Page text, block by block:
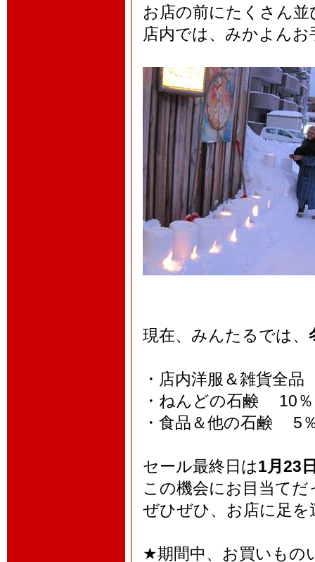
お店の前にたくさん
店内では、みかよん
現在、みんたるでは、
・店内洋服＆雑貨全
・ねんどの石鹸 10
・食品＆他の石鹸
セール最終日は1月23
この機会にお目当て
ぜひぜひ、お店に足
★期間中、お買いもの